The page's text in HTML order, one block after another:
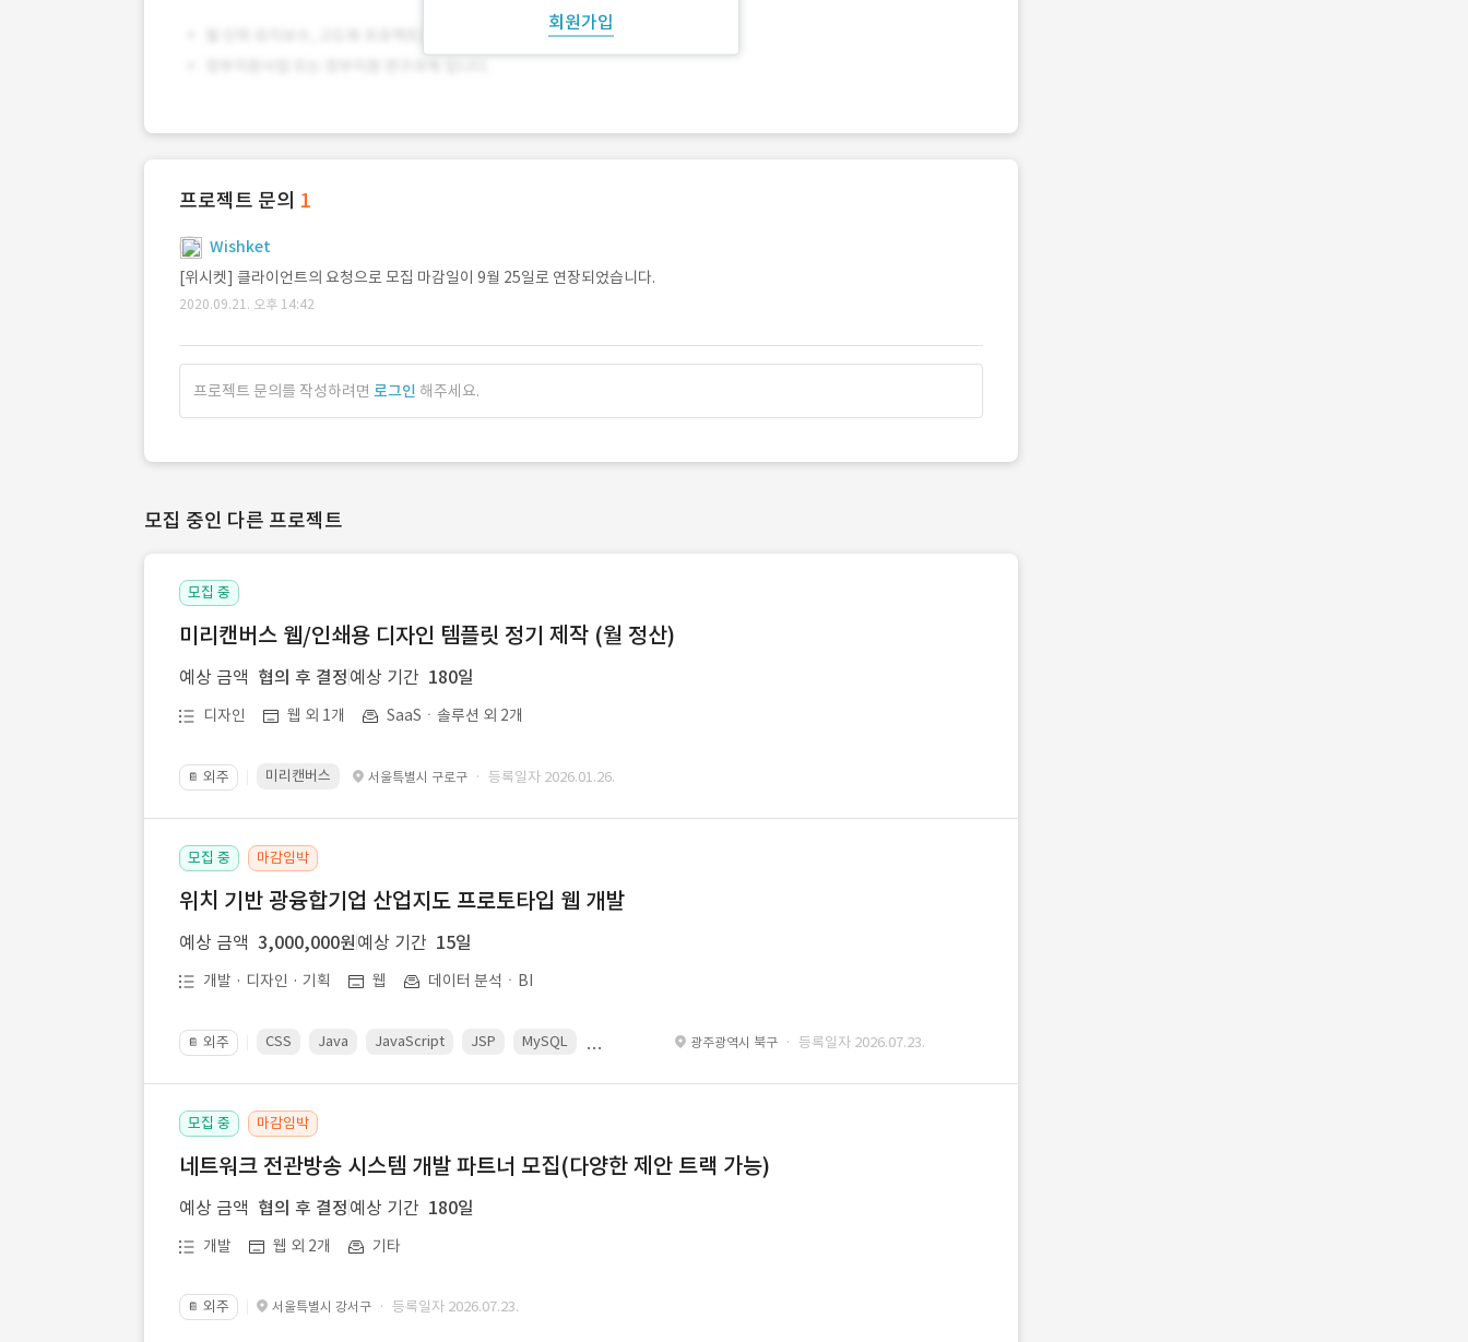
회원가입
프로젝트 문의 1
Wishket
[위시켓] 클라이언트의 요청으로 모집 마감일이 9월 25일로 연장되었습니다.
2020.09.21. 오후 14:42
프로젝트 문의를 작성하려면 로그인 해주세요.
모집 중인 다른 프로젝트
모집 중
미리캔버스 웹/인쇄용 디자인 템플릿 정기 제작 (월 정산)
예상 금액 협의 후 결정 예상 기간 180일
디자인 웹 외 1개 SaaSㆍ솔루션 외 2개
📔 외주 미리캔버스 서울특별시 구로구 · 등록일자 2026.01.26.
모집 중 마감임박
위치 기반 광융합기업 산업지도 프로토타입 웹 개발
예상 금액 3,000,000원 예상 기간 15일
개발 · 디자인 · 기획 웹 데이터 분석ㆍBI
📔 외주 CSS Java JavaScript JSP MySQL Spring광주광역시 북구 · 등록일자 2026.07.23.
모집 중 마감임박
네트워크 전관방송 시스템 개발 파트너 모집(다양한 제안 트랙 가능)
예상 금액 협의 후 결정 예상 기간 180일
개발 웹 외 2개 기타
📔 외주 서울특별시 강서구 · 등록일자 2026.07.23.